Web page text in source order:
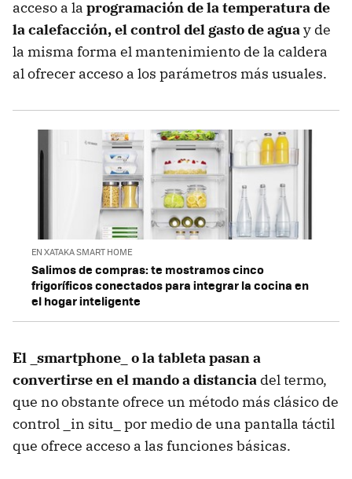
acceso a la programación de la temperatura de
la calefacción, el control del gasto de aguay de
la misma forma el mantenimiento de la caldera
al ofrecer acceso a los parámetros más usuales.
EN XATAKA SMART HOME
Salimos de compras: te mostramos cinco
frigoríficos conectados para integrar la cocina en
el hogar inteligente
El _smartphone_ o la tableta pasan a
convertirse en el mando a distancia del termo,
que no obstante ofrece un método más clásico de
control _in situ_ por medio de una pantalla táctil
que ofrece acceso a las funciones básicas.